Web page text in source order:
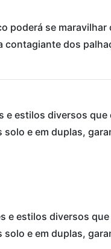
se maravilhar
contagiante dos
estilos diversos
e em duplas,
e estilos diversos
e em duplas,